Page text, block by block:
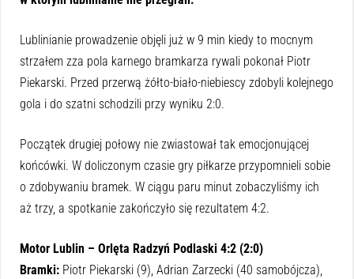
Lublinianie prowadzenie objęli już w 9 min kiedy to mocnym
strzałem zza pola karnego bramkarza rywali pokonał Piotr
Piekarski. Przed przerwą żółto-biało-niebiescy zdobyli kolejnego
gola i do szatni schodzili przy wyniku 2:0.
Początek drugiej połowy nie zwiastował tak emocjonującej
końcówki. W doliczonym czasie gry piłkarze przypomnieli sobie
o zdobywaniu bramek. W ciągu paru minut zobaczyliśmy ich
aż trzy, a spotkanie zakończyło się rezultatem 4:2.
Motor Lublin – Orlęta Radzyń Podlaski 4:2 (2:0)
Bramki: Piotr Piekarski (9), Adrian Zarzecki (40 samobójcza),